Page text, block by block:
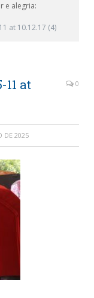
e alegria:
at 10.12.17 (4)
at
0
DE 2025